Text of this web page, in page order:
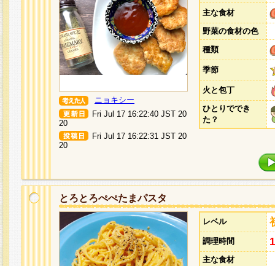
ニョキシー
Fri Jul 17 16:22:40 JST 20
20
Fri Jul 17 16:22:31 JST 20
20
主な食材
野菜の食材の色
種類
季節
火と包丁
ひとりででき
た？
とろとろぺぺたまパスタ
レベル
調理時間
主な食材